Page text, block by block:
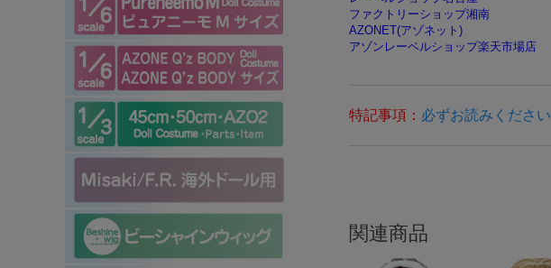
ファクトリーショップ湘南
AZONET(アゾネット)
アゾンレーベルショップ楽天市場店
特記事項： 必ずお読みください
関連商品